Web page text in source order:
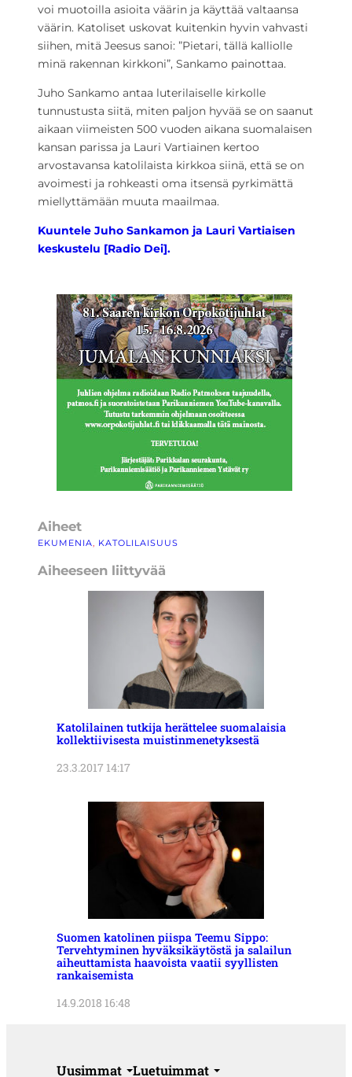
voi muotoilla asioita väärin ja käyttää valtaansa
väärin. Katoliset uskovat kuitenkin hyvin vahvasti
siihen, mitä Jeesus sanoi: ”Pietari, tällä kalliolle
minä rakennan kirkkoni”, Sankamo painottaa.
Juho Sankamo antaa luterilaiselle kirkolle
tunnustusta siitä, miten paljon hyvää se on saanut
aikaan viimeisten 500 vuoden aikana suomalaisen
kansan parissa ja Lauri Vartiainen kertoo
arvostavansa katolilaista kirkkoa siinä, että se on
avoimesti ja rohkeasti oma itsensä pyrkimättä
miellyttämään muuta maailmaa.
Kuuntele Juho Sankamon ja Lauri Vartiaisen
keskustelu [Radio Dei].
Aiheet
EKUMENIA, KATOLILAISUUS
Aiheeseen liittyvää
Katolilainen tutkija herättelee suomalaisia
kollektiivisesta muistinmenetyksestä
23.3.2017 14:17
Suomen katolinen piispa Teemu Sippo:
Tervehtyminen hyväksikäytöstä ja salailun
aiheuttamista haavoista vaatii syyllisten
rankaisemista
14.9.2018 16:48
Uusimmat Luetuimmat